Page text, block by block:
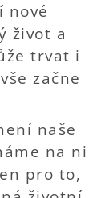
nové
život a
trvat i
začne
naše
na ni
pro to,